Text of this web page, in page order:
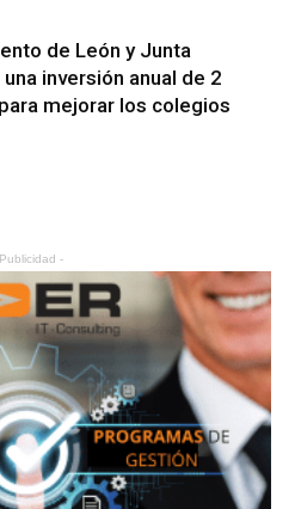
de León y Junta
inversión anual de 2
mejorar los colegios
-